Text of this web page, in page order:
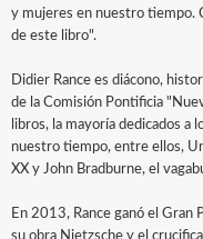
y mujeres en nuestro tiempo.
de este libro".
Didier Rance es diácono,
de la Comisión Pontificia
libros, la mayoría dedicados a
nuestro tiempo, entre ellos,
XX y John Bradburne, el
En 2013, Rance ganó el Gran
su obra Nietzsche y el